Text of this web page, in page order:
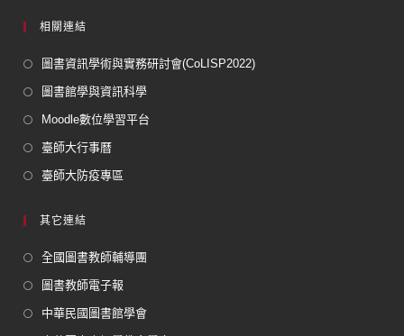
相關連結
圖書資訊學術與實務研討會(CoLISP2022)
圖書館學與資訊科學
Moodle數位學習平台
臺師大行事曆
臺師大防疫專區
其它連結
全國圖書教師輔導團
圖書教師電子報
中華民國圖書館學會